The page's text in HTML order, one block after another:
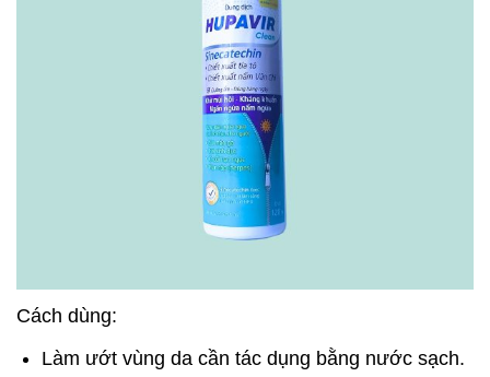
Cách dùng:
Làm ướt vùng da cần tác dụng bằng nước sạch.